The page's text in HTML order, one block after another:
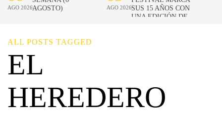
ALL POSTS TAGGED
EL
HEREDERO